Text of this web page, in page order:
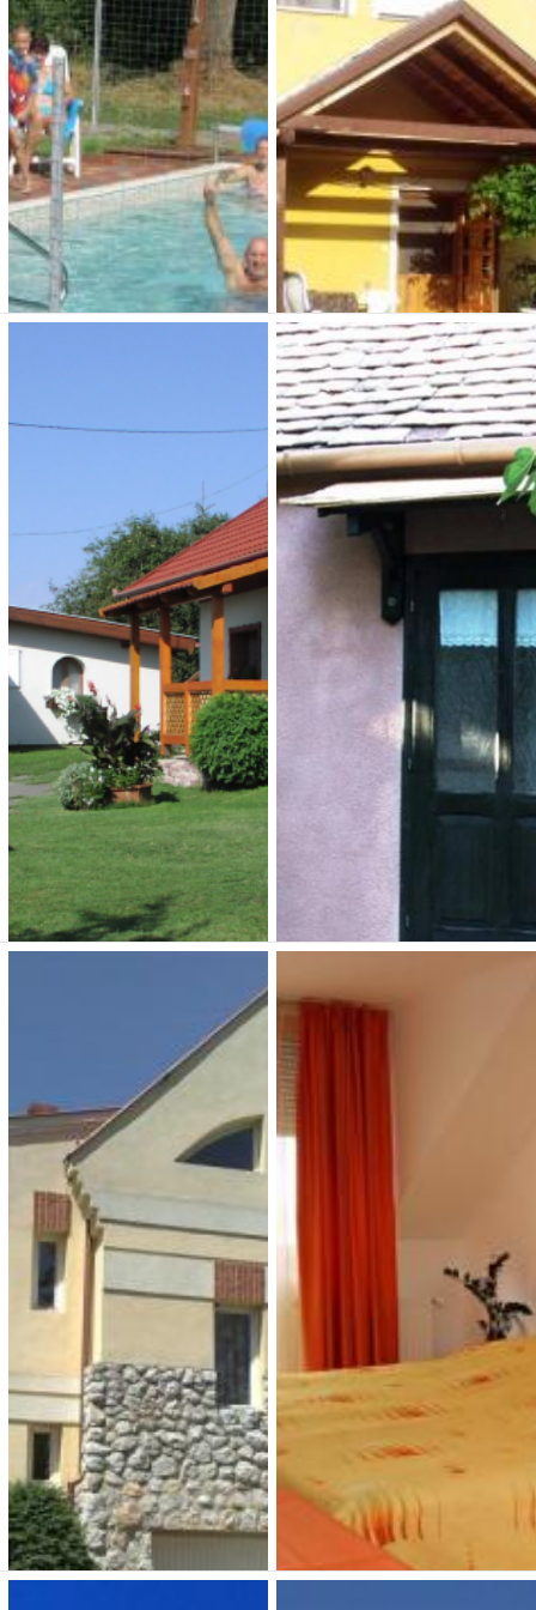
Mediano Thermal
Camping és Bungaló
Park
4 500 Ft (fő / éj-től)
7300 Komló, Fürdő utca 8.
Típusa: Camping • SZÉP-
kártya:
• Klíma:
•
WIFI:
•
Megnézem
Czanadomb
Vendégház
3 200 Ft (fő / éj-től)
7673 Cserkút, Petőfi u 9
Típusa: Falusi turizmus •
• Klíma:
• Kutyabarát:
Megnézem
Vackor Vendégházak
3 800 Ft (fő / éj-től)
7673 Cserkút, Petőfi S. u. 18.
SZÉP-kártya:
• Klíma:
• WIFI:
• Kutyabarát:
Férőhely: 20+4
Megnézem
Apartman Vörösdombi
Vendégház
3 800 Ft (fő / éj-től)
7673 Cserkút, József Attila u.
Típusa: Vendégházak •
SZÉP-kártya:
• Klíma:
• WIFI:
• Kutyabarát:
Férőhely: 10 + 2
Megnézem